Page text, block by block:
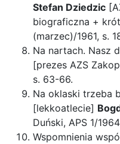
Stefan Dziedzic
biograficzna +
(marzec)/1961, s.
Na nartach. Nasz
[prezes AZS
s. 63-66.
Na oklaski trzeba
[lekkoatlecie]
Duński, APS 1/
Wspomnienia